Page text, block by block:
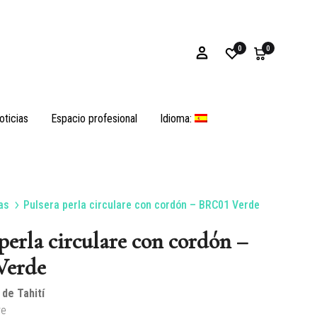
0 0
Pulseras
Espacio profesional Idioma:
Pulsera perla circulare con cordón – BRC01 Verde
circulare con cordón –
Tahití